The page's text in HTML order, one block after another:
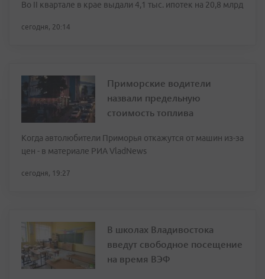
Во II квартале в крае выдали 4,1 тыс. ипотек на 20,8 млрд
сегодня, 20:14
Приморские водители
назвали предельную
стоимость топлива
Когда автолюбители Приморья откажутся от машин из-за
цен - в материале РИА VladNews
сегодня, 19:27
В школах Владивостока
введут свободное посещение
на время ВЭФ